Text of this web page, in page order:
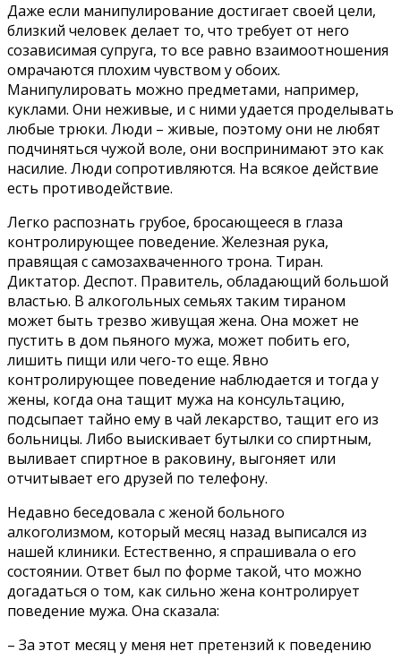
Даже если манипулирование достигает своей цели,
близкий человек делает то, что требует от него
созависимая супруга, то все равно взаимоотношения
омрачаются плохим чувством у обоих.
Манипулировать можно предметами, например,
куклами. Они неживые, и с ними удается проделывать
любые трюки. Люди – живые, поэтому они не любят
подчиняться чужой воле, они воспринимают это как
насилие. Люди сопротивляются. На всякое действие
есть противодействие.
Легко распознать грубое, бросающееся в глаза
контролирующее поведение. Железная рука,
правящая с самозахваченного трона. Тиран.
Диктатор. Деспот. Правитель, обладающий большой
властью. В алкогольных семьях таким тираном
может быть трезво живущая жена. Она может не
пустить в дом пьяного мужа, может побить его,
лишить пищи или чего-то еще. Явно
контролирующее поведение наблюдается и тогда у
жены, когда она тащит мужа на консультацию,
подсыпает тайно ему в чай лекарство, тащит его из
больницы. Либо выискивает бутылки со спиртным,
выливает спиртное в раковину, выгоняет или
отчитывает его друзей по телефону.
Недавно беседовала с женой больного
алкоголизмом, который месяц назад выписался из
нашей клиники. Естественно, я спрашивала о его
состоянии. Ответ был по форме такой, что можно
догадаться о том, как сильно жена контролирует
поведение мужа. Она сказала:
– За этот месяц у меня нет претензий к поведению